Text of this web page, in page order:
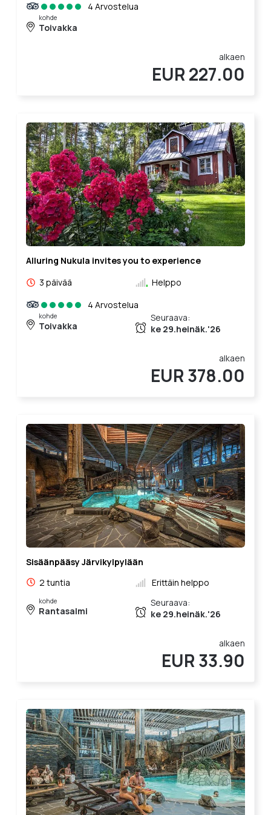
4 Arvostelua
kohde
Toivakka
alkaen
EUR 227.00
Alluring Nukula invites you to experience
3 päivää
Helppo
4 Arvostelua
kohde
Toivakka
Seuraava:
ke 29.heinäk.'26
alkaen
EUR 378.00
Sisäänpääsy Järvikylpylään
2 tuntia
Erittäin helppo
kohde
Rantasalmi
Seuraava:
ke 29.heinäk.'26
alkaen
EUR 33.90